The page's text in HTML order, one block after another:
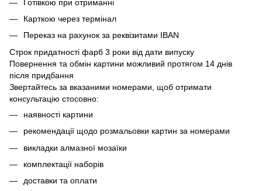
Готівкою при отриманні
Карткою через термінал
Переказ на рахунок за реквізитами IBAN
Строк придатності фарб 3 роки від дати випуску
Повернення та обмін картини можливий протягом 14 днів
після придбання
Звертайтесь за вказаними номерами, щоб отримати
консультацію стосовно:
наявності картини
рекомендації щодо розмальовки картин за номерами
викладки алмазної мозаїки
комплектації наборів
доставки та оплати